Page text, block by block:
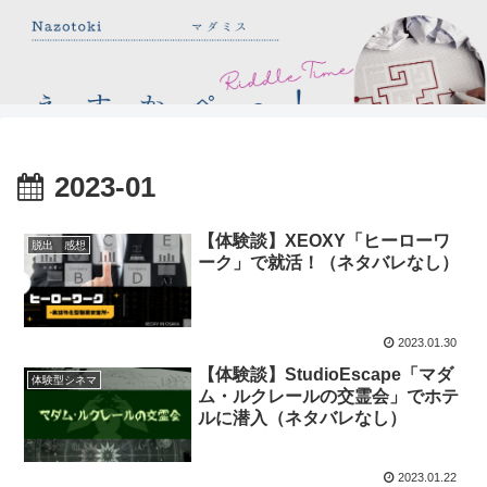
2023-01
脱出 感想
【体験談】XEOXY「ヒーローワ
ーク」で就活！（ネタバレなし）
2023.01.30
体験型シネマ
【体験談】StudioEscape「マダ
ム・ルクレールの交霊会」でホテ
ルに潜入（ネタバレなし）
2023.01.22